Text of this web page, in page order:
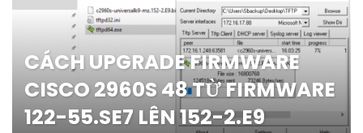
CÁCH UPGRADE FIRMWARE
CISCO 2960S 48 TỪ FIRMWARE
122-55.SE7 LÊN 152-2.E9